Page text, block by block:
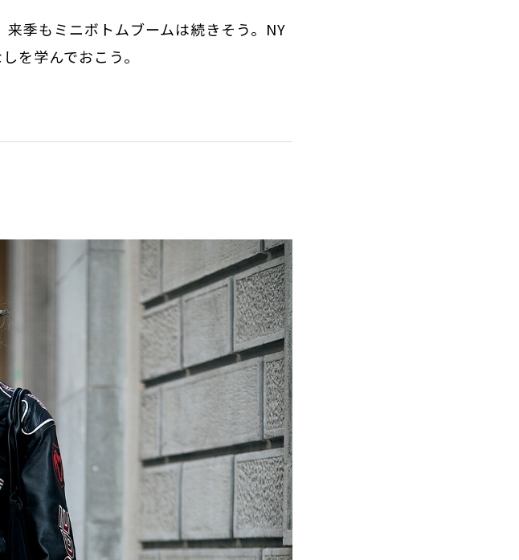
季もミニボトムブームは続きそう。NY
を学んでおこう。